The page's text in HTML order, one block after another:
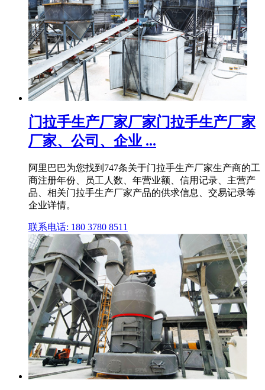
门拉手生产厂家厂家门拉手生产厂家
厂家、公司、企业 ...
阿里巴巴为您找到747条关于门拉手生产厂家生产商的工
商注册年份、员工人数、年营业额、信用记录、主营产
品、相关门拉手生产厂家产品的供求信息、交易记录等
企业详情。
联系电话: 180 3780 8511